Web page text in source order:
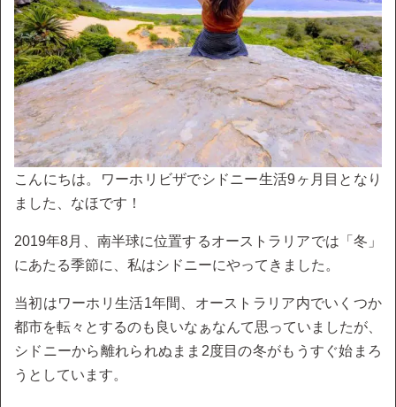
こんにちは。ワーホリビザでシドニー生活9ヶ月目となり
ました、なほです！
2019年8月、南半球に位置するオーストラリアでは「冬」
にあたる季節に、私はシドニーにやってきました。
当初はワーホリ生活1年間、オーストラリア内でいくつか
都市を転々とするのも良いなぁなんて思っていましたが、
シドニーから離れられぬまま2度目の冬がもうすぐ始まろ
うとしています。